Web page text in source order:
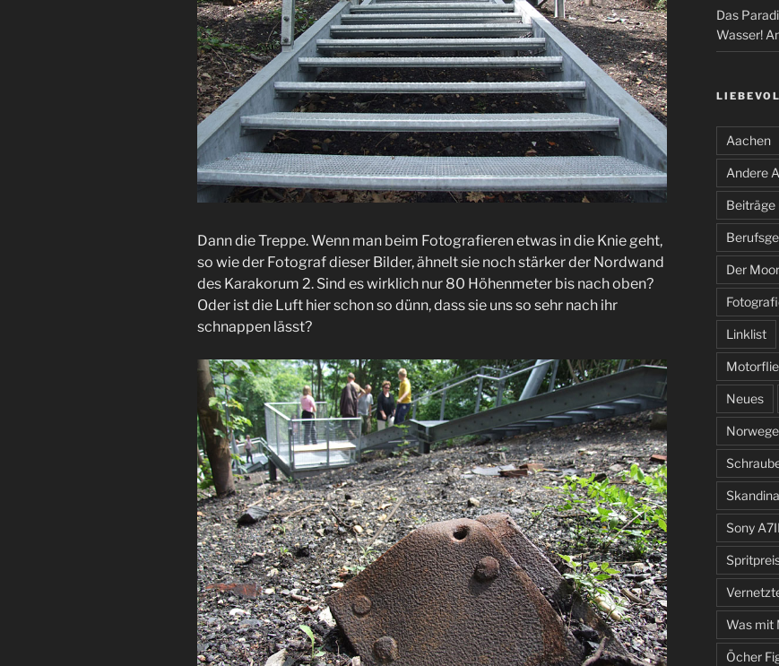
Dann die Treppe. Wenn man beim Fotografieren etwas in die Knie geht,
so wie der Fotograf dieser Bilder, ähnelt sie noch stärker der Nordwand
des Karakorum 2. Sind es wirklich nur 80 Höhenmeter bis nach oben?
Oder ist die Luft hier schon so dünn, dass sie uns so sehr nach ihr
schnappen lässt?
Das
Wasser!
Aachen
Andere
Beiträge
Der
Linklist
Neues
Sony A7II
Was mit
Öcher